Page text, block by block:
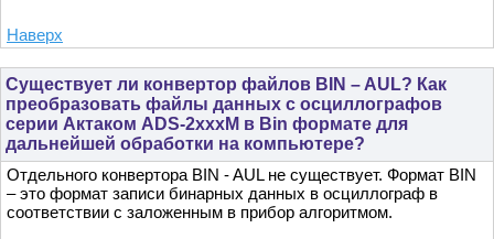
Наверх
Существует ли конвертор файлов BIN – AUL? Как
преобразовать файлы данных с осциллографов
серии Актаком ADS-2xxxM в Bin формате для
дальнейшей обработки на компьютере?
Отдельного конвертора BIN - AUL не существует. Формат BIN
– это формат записи бинарных данных в осциллограф в
соответствии с заложенным в прибор алгоритмом.